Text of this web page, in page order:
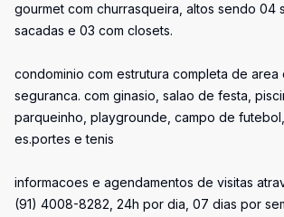
gourmet com churrasqueira, altos sendo 04
sacadas e 03 com closets.
condominio com estrutura completa de area
seguranca. com ginasio, salao de festa,
parqueinho, playgrounde, campo de
es.portes e tenis
informacoes e agendamentos de visitas
(91) 4008-8282, 24h por dia, 07 dias por